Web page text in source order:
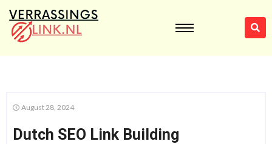
August 28, 2024
Dutch SEO Link Building